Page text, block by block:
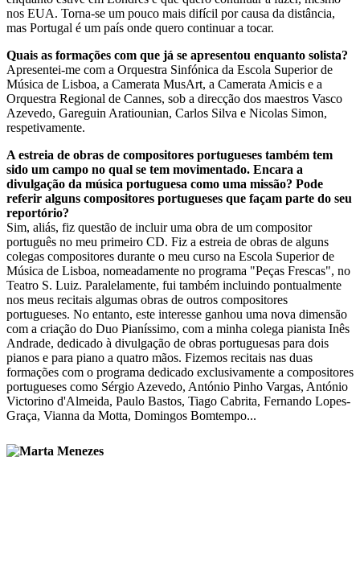
nos EUA. Torna-se um pouco mais difícil por causa da distância,
mas Portugal é um país onde quero continuar a tocar.
Quais as formações com que já se apresentou enquanto solista?
Apresentei-me com a Orquestra Sinfónica da Escola Superior de
Música de Lisboa, a Camerata MusArt, a Camerata Amicis e a
Orquestra Regional de Cannes, sob a direcção dos maestros Vasco
Azevedo, Gareguin Aratiounian, Carlos Silva e Nicolas Simon,
respetivamente.
A estreia de obras de compositores portugueses também tem
sido um campo no qual se tem movimentado. Encara a
divulgação da música portuguesa como uma missão? Pode
referir alguns compositores portugueses que façam parte do seu
reportório?
Sim, aliás, fiz questão de incluir uma obra de um compositor
português no meu primeiro CD. Fiz a estreia de obras de alguns
colegas compositores durante o meu curso na Escola Superior de
Música de Lisboa, nomeadamente no programa "Peças Frescas", no
Teatro S. Luiz. Paralelamente, fui também incluindo pontualmente
nos meus recitais algumas obras de outros compositores
portugueses. No entanto, este interesse ganhou uma nova dimensão
com a criação do Duo Pianíssimo, com a minha colega pianista Inês
Andrade, dedicado à divulgação de obras portuguesas para dois
pianos e para piano a quatro mãos. Fizemos recitais nas duas
formações com o programa dedicado exclusivamente a compositores
portugueses como Sérgio Azevedo, António Pinho Vargas, António
Victorino d'Almeida, Paulo Bastos, Tiago Cabrita, Fernando Lopes-
Graça, Vianna da Motta, Domingos Bomtempo...